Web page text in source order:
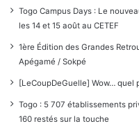
Togo Campus Days : Le
les 14 et 15 août au CETEF
1ère Édition des Grandes
Apégamé / Sokpé
[LeCoupDeGuelle] Wow… quel
Togo : 5 707 établissements
160 restés sur la touche